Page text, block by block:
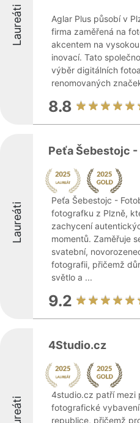
Laureáti
Aglar Plus působí v
firma zaměřená na
akcentem na
inovací. Tato
výběr digitálních
renomovaných
8.8
Laureáti
Peťa Šebestojc -
Peťa Šebestojc -
fotografku z Plzně,
zachycení
momentů. Zaměřuje
svatební,
fotografii, přičemž
světlo a ...
9.2
4Studio.cz
4studio.cz patří mezi
fotografické
republice, přičemž